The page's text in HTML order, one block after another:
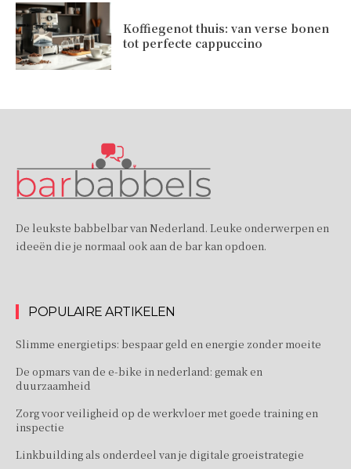
Koffiegenot thuis: van verse bonen
tot perfecte cappuccino
De leukste babbelbar van Nederland. Leuke onderwerpen en
ideeën die je normaal ook aan de bar kan opdoen.
POPULAIRE ARTIKELEN
Slimme energietips: bespaar geld en energie zonder moeite
De opmars van de e-bike in nederland: gemak en
duurzaamheid
Zorg voor veiligheid op de werkvloer met goede training en
inspectie
Linkbuilding als onderdeel van je digitale groeistrategie